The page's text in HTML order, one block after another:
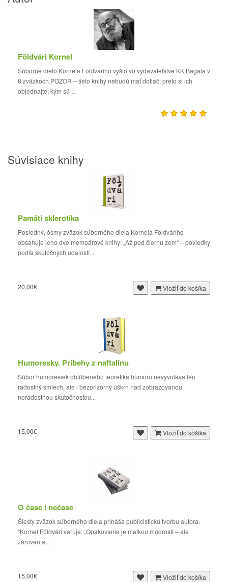
Földvári Kornel
Súborné dielo Kornela Földváriho vyšlo vo vydavateľstve KK Bagala v
8 zväzkoch.POZOR – tieto knihy nebudú mať dotlač, preto si ich
objednajte, kým sú ...
Súvisiace knihy
Pamäti sklerotika
Posledný, ôsmy zväzok súborného diela Kornela Földváriho
obsahuje jeho dve memoárové knihy: „Až pod čiernu zem“ – poviedky
podľa skutočných udalostí...
20,00€ Vložiť do košíka
Humoresky. Príbehy z naftalínu
Súbor humoresiek obľúbeného teoretika humoru nevyvoláva len
radostný smiech, ale i bezprizorný úškrn nad zobrazovanou
neradostnou skutočnosťou...
15,00€ Vložiť do košíka
O čase i nečase
Šiesty zväzok súborného diela prináša publicistickú tvorbu autora.
"Kornel Földvári varuje: „Opakovanie je matkou múdrosti – ale
zároveň a...
15,00€ Vložiť do košíka